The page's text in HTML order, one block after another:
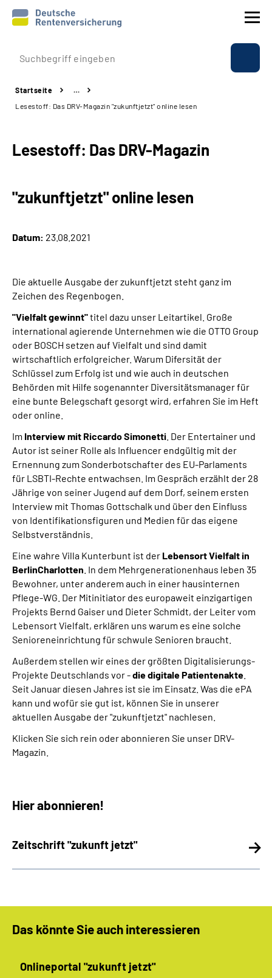
Prävention
Reha
Experten
Über uns & Presse
Suche
Language
Inhalte in Gebärdensprache (DGS)
Leichte Sprache
Mein Kundenportal
Startseite
…
Lesestoff: Das DRV-Magazin "zukunftjetzt" online lesen
Lesestoff: Das DRV-Magazin
"zukunftjetzt" online lesen
Datum: 23.08.2021
Die aktuelle Ausgabe der zukunftjetzt steht ganz im
Zeichen des Regenbogen.
"Vielfalt gewinnt"titel dazu unser Leitartikel. Große
international agierende Unternehmen wie die OTTO Group
oder BOSCH setzen auf Vielfalt und sind damit
wirtschaftlich erfolgreicher. Warum Difersität der
Schlüssel zum Erfolg ist und wie auch in deutschen
Behörden mit Hilfe sogenannter Diversitätsmanager für
eine bunte Belegschaft gesorgt wird, erfahren Sie im Heft
oder online.
Im Interview mit Riccardo Simonetti . Der Entertainer und
Autor ist seiner Rolle als Influencer endgültig mit der
Ernennung zum Sonderbotschafter des EU-Parlaments
für LSBTI-Rechte entwachsen. Im Gespräch erzählt der 28
Jährige von seiner Jugend auf dem Dorf, seinem ersten
Interview mit Thomas Gottschalk und über den Einfluss
von Identifikationsfiguren und Medien für das eigene
Selbstverständnis.
Eine wahre Villa Kunterbunt ist der Lebensort Vielfalt in
BerlinCharlotten . In dem Mehrgenerationenhaus leben 35
Bewohner, unter anderem auch in einer hausinternen
Pflege-WG. Der Mitinitiator des europaweit einzigartigen
Projekts Bernd Gaiser und Dieter Schmidt, der Leiter vom
Lebensort Vielfalt, erklären uns warum es eine solche
Senioreneinrichtung für schwule Senioren braucht.
Außerdem stellen wir eines der größten Digitalisierungs-
Projekte Deutschlands vor -die digitale Patientenakte
Seit Januar diesen Jahres ist sie im Einsatz. Was die ePA
kann und wofür sie gut ist, können Sie in unserer
aktuellen Ausgabe der "zukunftjetzt" nachlesen.
Klicken Sie sich rein oder abonnieren Sie unser DRV-
Magazin.
Hier abonnieren!
Zeitschrift "zukunft jetzt"
Das könnte Sie auch interessieren
Onlineportal "zukunft jetzt"